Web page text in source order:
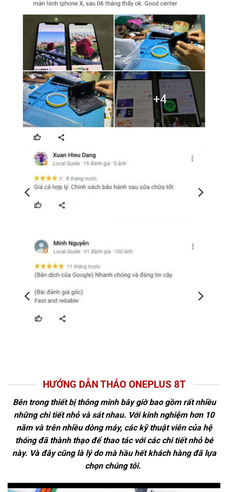
HƯỚNG DẪN THÁO ONEPLUS 8T
Bên trong thiết bị thông minh bây giờ bao gồm rất nhiều
những chi tiết nhỏ và sát nhau. Với kinh nghiệm hơn 10
năm và trên nhiều dòng máy, các kỹ thuật viên của hệ
thống đã thành thạo để thao tác với các chi tiết nhỏ bé
này. Và đây cũng là lý do mà hầu hết khách hàng đã lựa
chọn chúng tôi.